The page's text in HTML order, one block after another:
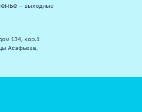
— выходные
134, кор.1
Асафьева,